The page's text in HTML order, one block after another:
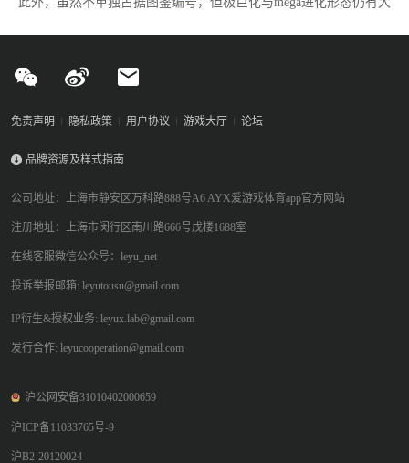
免责声明 隐私政策 用户协议 游戏大厅 论坛
品牌资源及样式指南
公司地址：上海市静安区万科路888号A6 AYX爱游戏体育app官方网站
注册地址：上海市闵行区南川路666号戊楼1688室
在线客服微信公众号：leyu_net
投诉举报邮箱: leyutousu@gmail.com
IP衍生&授权业务: leyux.lab@gmail.com
发行合作: leyucooperation@gmail.com
沪公网安备31010402000659
沪ICP备11033765号-9
沪B2-20120024